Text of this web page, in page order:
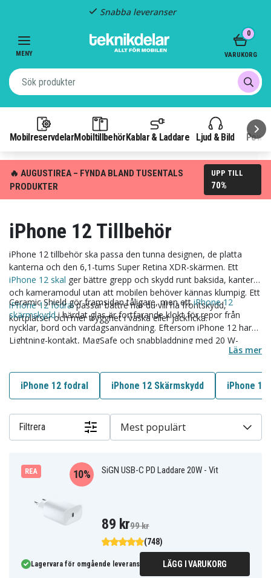
Fast frakt: 29 kr
MENY
MobilreservdelarMobiltillbehör Kablar & Laddare Ljud & Bild
0
VARUKORG
🔥 AUGUSTIREA – FYNDA BLAND TUSENTALS
PRODUKTER
UPP TILL
70%
iPhone 12 Tillbehör
iPhone 12 tillbehör ska passa den tunna designen, de platta
kanterna och den 6,1-tums Super Retina XDR-skärmen. Ett
iPhone 12 skal ger bättre grepp och skydd runt baksida, kanter
och kameramodul utan att mobilen behöver kännas klumpig. Ett
iPhone 12 fodralpassar bättre när du vill ha frontskydd,
kortplatser och mer trygghet i väska eller jackficka.
Ceramic Shield gör framsidan tåligare, men ettiPhone 12
skärmskyddi härdat glas är fortfarande klokt för repor från
nycklar, bord och vardagsanvändning. Eftersom iPhone 12 har
Lightning-kontakt, MagSafe och snabbladdning med 20 W-
med rätt kabel,
på resan.
Läs mer
iPhone 12 fodral iPhone 12 Skärmskydd iPhone 12
Filtrera Mest populärt
REA SiGN USB-C PD Laddare 20W - Vit
(748)
10%
89 kr99 kr
Lagervara för omgående leverans LÄGG I VARUKORG